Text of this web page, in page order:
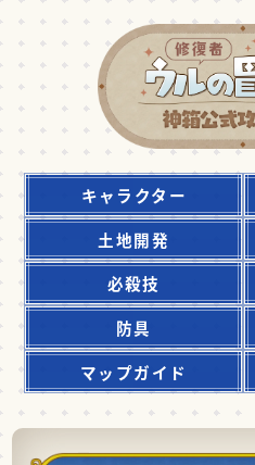
キャラクター
土地開発
必殺技
防具
マップガイド